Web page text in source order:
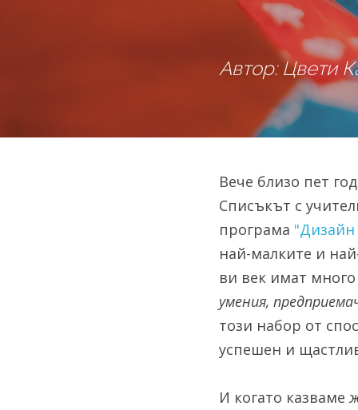
Автор: Цвети
Вече близо пет
Списъкът с
програма
най-малките и
ви век имат
умения,
този набор от
успешен и
И когато казваме